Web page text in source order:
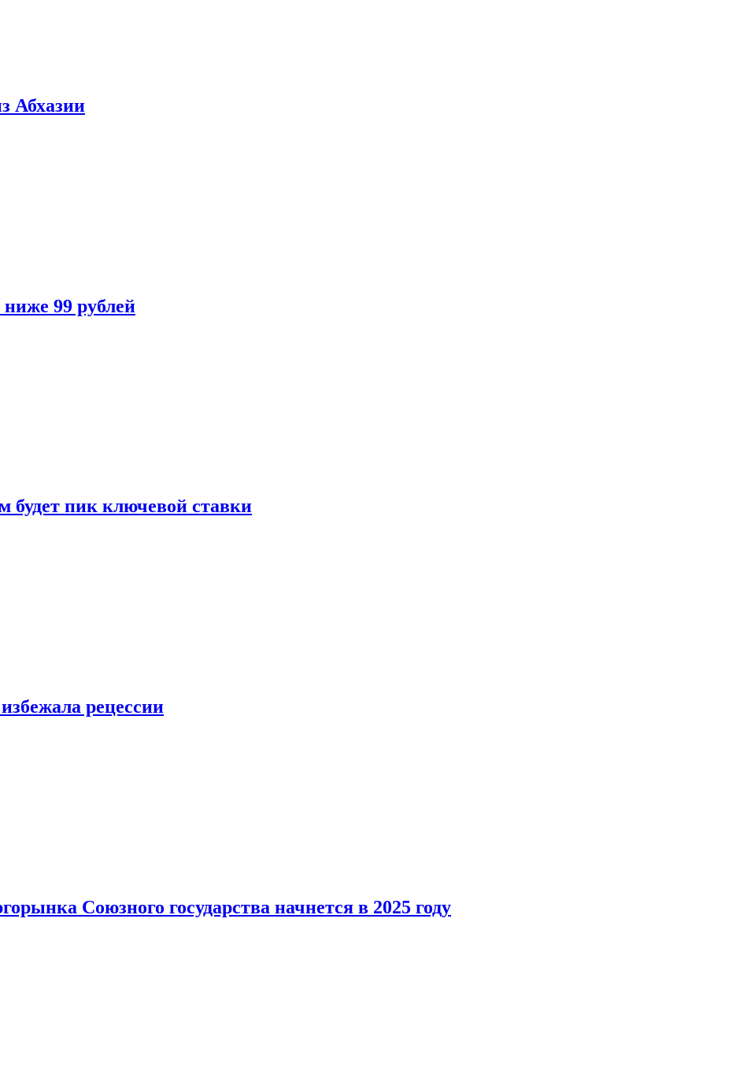
Абхазии
99 рублей
будет пик ключевой ставки
рецессии
Союзного государства начнется в 2025 году